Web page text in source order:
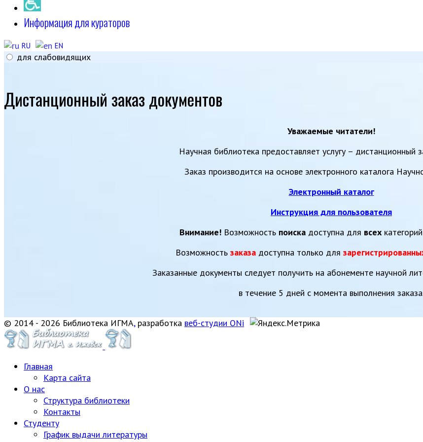
Информация для кураторов
RU EN
для слабовидящих
Дистанционный заказ документов
Уважаемые читатели!
Научная библиотека предоставляет услугу – дистанционный
Заказ производится на основе электронного каталога
Электронный каталог
Инструкция для пользователя
Внимание!Возможность поискадоступна для всех
Возможность заказа доступна только для
Заказанные документы следует получить на абонементе научной
в течение 5 дней с момента выполнения
© 2014 - 2026 Библиотека ИГМА,разработка веб-студии ONi
Главная
Карта сайта
О нас
Структура библиотеки
Контакты
Студенту
График выдачи литературы